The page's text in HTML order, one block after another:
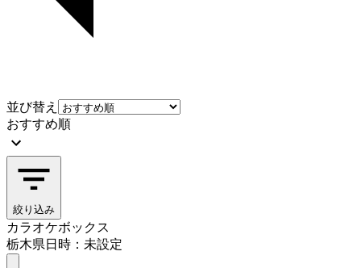
並び替え
おすすめ順
絞り込み
カラオケボックス
栃木県日時：未設定